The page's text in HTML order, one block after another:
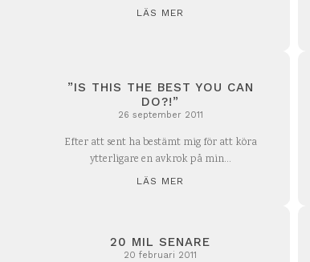
LÄS MER
”IS THIS THE BEST YOU CAN
DO?!”
26 september 2011
Efter att sent ha bestämt mig för att köra
ytterligare en avkrok på min...
LÄS MER
20 MIL SENARE
20 februari 2011